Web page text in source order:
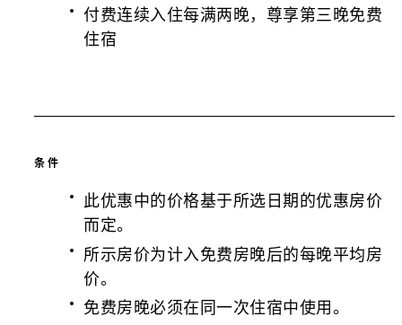
付费连续入住每满两晚，尊享第三晚免费
住宿
条件
此优惠中的价格基于所选日期的优惠房价
而定。
所示房价为计入免费房晚后的每晚平均房
价。
免费房晚必须在同一次住宿中使用。